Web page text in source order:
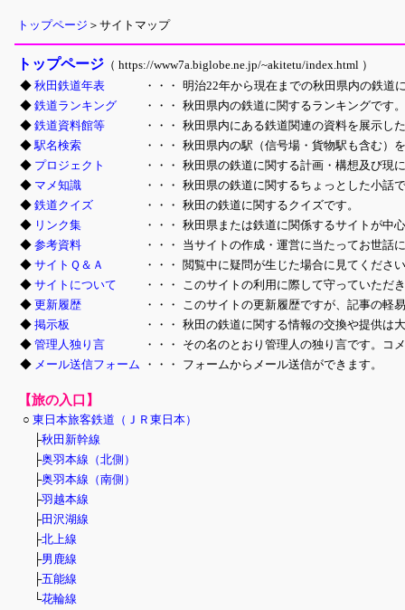
トップページ ＞サイトマップ
トップページ （ https://www7a.biglobe.ne.jp/~akitetu/index.html ）
◆ 秋田鉄道年表 ・・・ 明治22年から現在までの秋田県内の鉄道
◆ 鉄道ランキング ・・・ 秋田県内の鉄道に関するランキングです。
◆ 鉄道資料館等 ・・・ 秋田県内にある鉄道関連の資料を展示し
◆駅名検索 ・・・ 秋田県内の駅（信号場・貨物駅も含む）
◆ プロジェクト ・・・ 秋田県の鉄道に関する計画・構想及び現
◆ マメ知識 ・・・ 秋田県の鉄道に関するちょっとした小話
◆ 鉄道クイズ ・・・ 秋田の鉄道に関するクイズです。
◆ リンク集 ・・・ 秋田県または鉄道に関係するサイトが中
◆ 参考資料 ・・・
当サイトの作成・運営に当たってお世話
◆ サイトＱ＆Ａ ・・・
閲覧中に疑問が生じた場合に見てくださ
◆ サイトについて ・・・
このサイトの利用に際して守っていただ
◆ 更新履歴 ・・・
このサイトの更新履歴ですが、記事の軽
◆ 掲示板 ・・・ 秋田の鉄道に関する情報の交換や提供は
◆ 管理人独り言 ・・・
その名のとおり管理人の独り言です。コ
◆ メール送信フォーム ・・・ フォームからメール送信ができます。
【旅の入口】
○ 東日本旅客鉄道（ＪＲ東日本）
├秋田新幹線
├奥羽本線（北側）
├奥羽本線（南側）
├羽越本線
├田沢湖線
├北上線
├男鹿線
├五能線
└花輪線